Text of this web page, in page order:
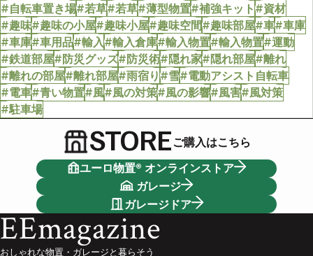
#自転車置き場#若草#若草#薄型物置#補強キット#資材
#趣味#趣味の小屋#趣味小屋#趣味空間#趣味部屋#車#車庫
#車庫#車用品#輸入#輸入倉庫#輸入物置#輸入物置#運動
#鉄道部屋#防災グッズ#防災術#隠れ家#隠れ部屋#離れ
#離れの部屋#離れ部屋#雨宿り#雪#電動アシスト自転車
#電車#青い物置#風#風の対策#風の影響#風害#風対策
#駐車場
STOREご購入はこちら
ユーロ物置® オンラインストア
ガレージ
ガレージドア
EEmagazine
おしゃれな物置・ガレージと暮らそう